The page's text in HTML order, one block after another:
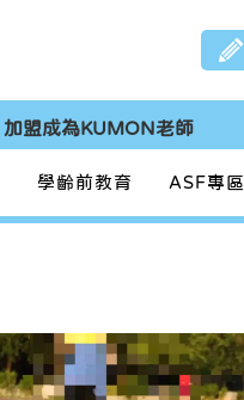
加盟成為KUMON老師
學齡前教育 ASF專區